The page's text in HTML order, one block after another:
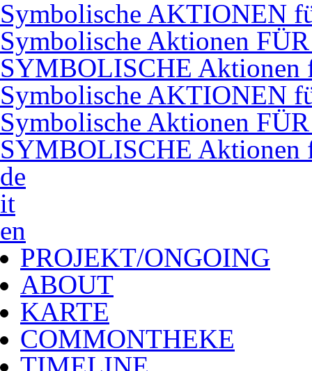
Symbolische AKTIONEN
Symbolische Aktionen
SYMBOLISCHE Aktionen
Symbolische AKTIONEN
Symbolische Aktionen
SYMBOLISCHE Aktionen
de
it
en
PROJEKT/ONGOING
ABOUT
KARTE
COMMONTHEKE